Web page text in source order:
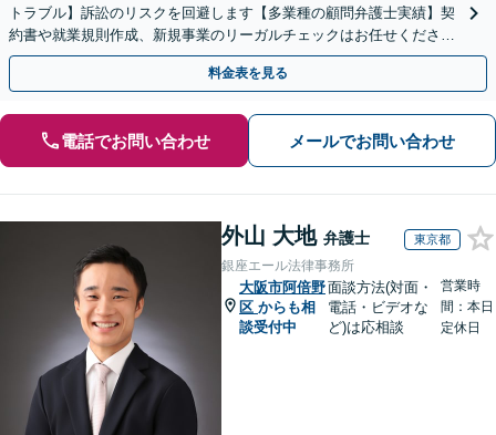
トラブル】訴訟のリスクを回避します【多業種の顧問弁護士実績】契
約書や就業規則作成、新規事業のリーガルチェックはお任せくださ
い。単発のご依頼OK。
料金表を見る
電話でお問い合わせ メールでお問い合わせ
外山 大地 弁護士 東京都
銀座エール法律事務所
大阪市阿倍野
区 からも相
談受付中
面談方法(対面・
電話・ビデオな
ど)は応相談
営業時
間：本日
定休日